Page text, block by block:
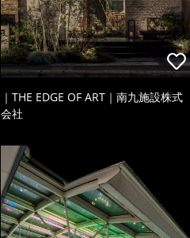
｜THE EDGE OF ART｜南九施設株式
会社